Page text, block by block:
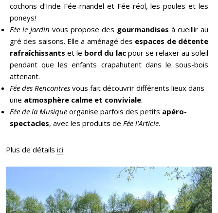
cochons d’Inde Fée-rnandel et Fée-réol, les poules et les
poneys!
Fée le Jardin vous propose des gourmandises à cueillir au
gré des saisons. Elle a aménagé des espaces de détente
rafraîchissantset le bord du lacpour se relaxer au soleil
pendant que les enfants crapahutent dans le sous-bois
attenant.
Fée des Rencontres vous fait découvrir différents lieux dans
une atmosphère calme et conviviale.
Fée de la Musique organise parfois des petits apéro-
spectacles, avec les produits de Fée l’Article.
Plus de détails ici